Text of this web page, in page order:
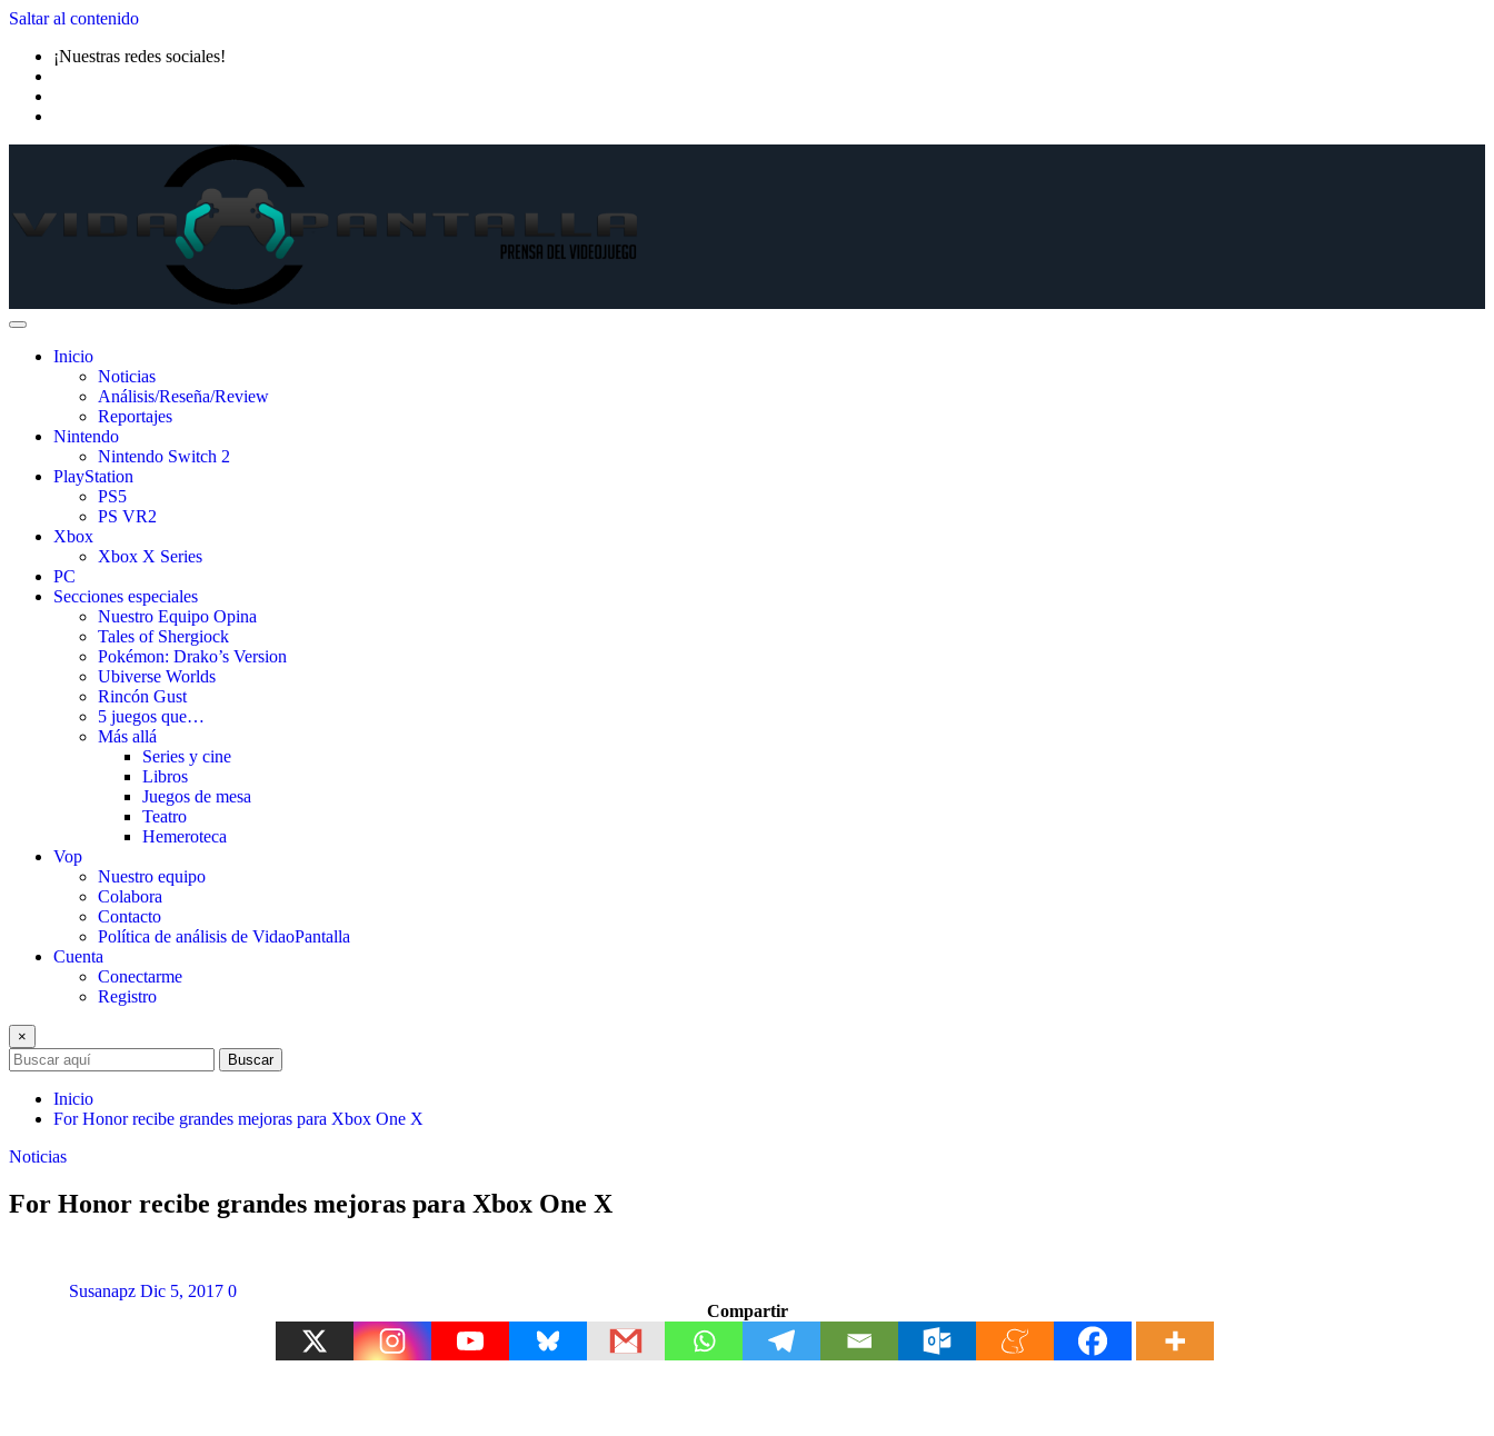
Saltar al contenido
¡Nuestras redes sociales!
Inicio
Noticias
Análisis/Reseña/Review
Reportajes
Nintendo
Nintendo Switch 2
PlayStation
PS5
PS VR2
Xbox
Xbox X Series
PC
Secciones especiales
Nuestro Equipo Opina
Tales of Shergiock
Pokémon: Drako’s Version
Ubiverse Worlds
Rincón Gust
5 juegos que…
Más allá
Series y cine
Libros
Juegos de mesa
Teatro
Hemeroteca
Vop
Nuestro equipo
Colabora
Contacto
Política de análisis de VidaoPantalla
Cuenta
Conectarme
Registro
×
Buscar
Inicio
For Honor recibe grandes mejoras para Xbox One X
Noticias
For Honor recibe grandes mejoras para Xbox One X
Susanapz Dic 5, 2017 0
Compartir